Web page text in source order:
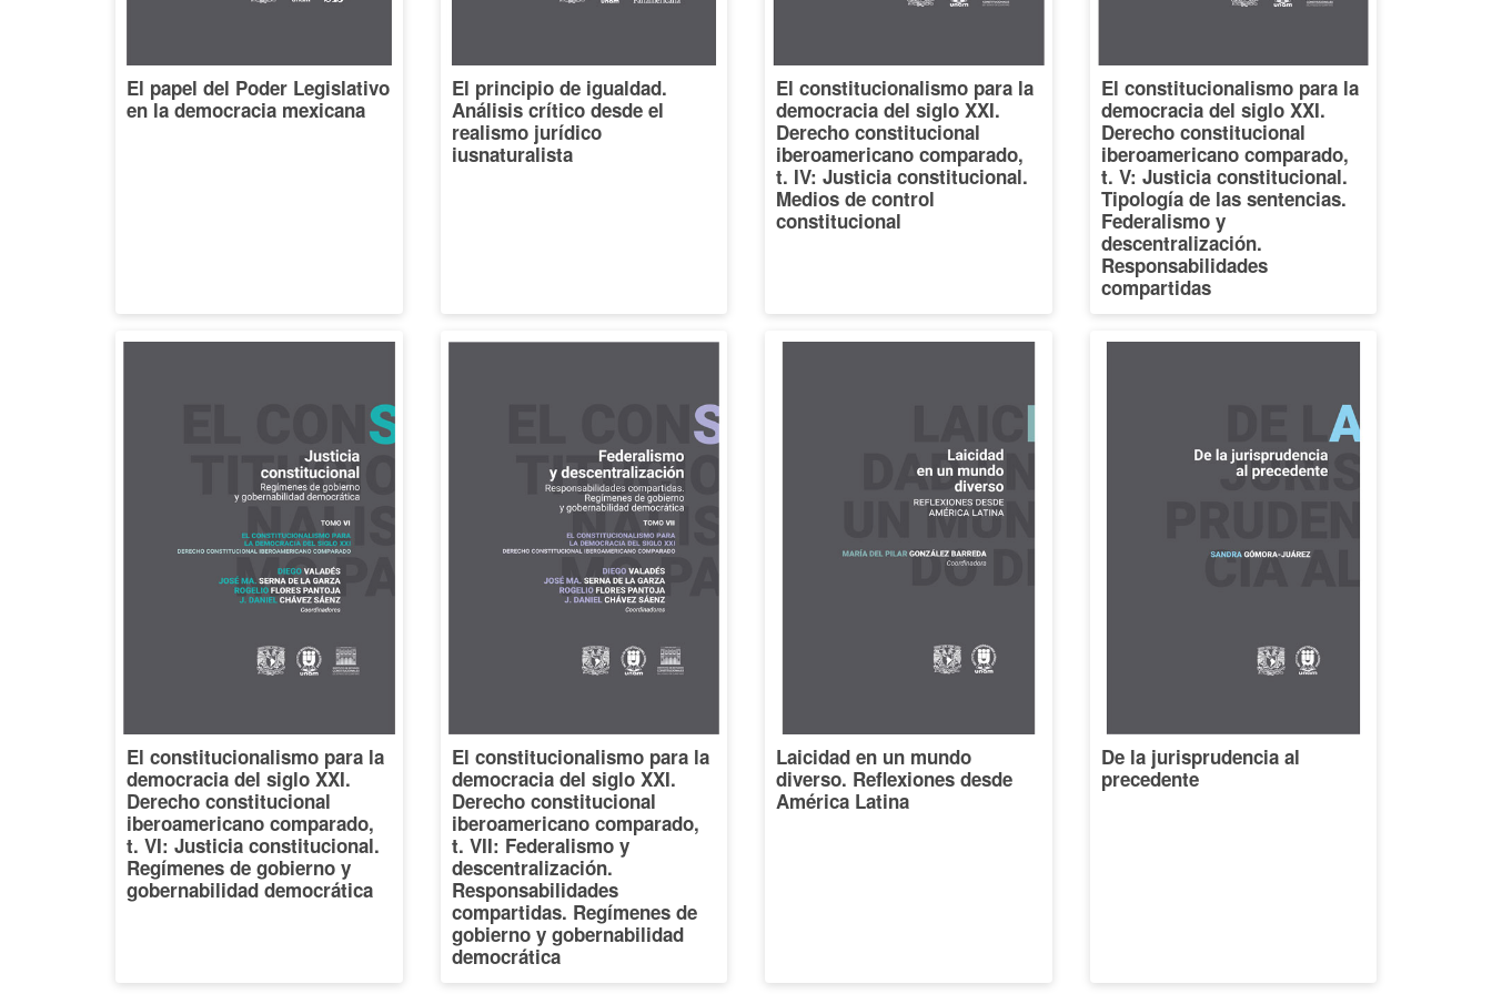
El papel del Poder Legislativo
en la democracia mexicana
El principio de igualdad.
Análisis crítico desde el
realismo jurídico
iusnaturalista
El constitucionalismo para la
democracia del siglo XXI.
Derecho constitucional
iberoamericano comparado,
t. IV: Justicia constitucional.
Medios de control
constitucional
El constitucionalismo para la
democracia del siglo XXI.
Derecho constitucional
iberoamericano comparado,
t. V: Justicia constitucional.
Tipología de las sentencias.
Federalismo y
descentralización.
Responsabilidades
compartidas
El constitucionalismo para la
democracia del siglo XXI.
Derecho constitucional
iberoamericano comparado,
t. VI: Justicia constitucional.
Regímenes de gobierno y
gobernabilidad democrática
El constitucionalismo para la
democracia del siglo XXI.
Derecho constitucional
iberoamericano comparado,
t. VII: Federalismo y
descentralización.
Responsabilidades
compartidas. Regímenes de
gobierno y gobernabilidad
democrática
Laicidad en un mundo
diverso. Reflexiones desde
América Latina
De la jurisprudencia al
precedente